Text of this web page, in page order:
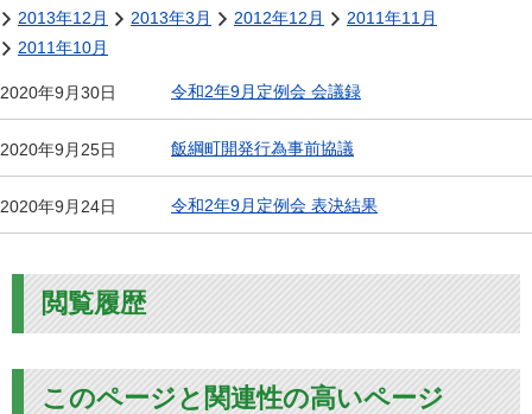
2013年12月
2013年3月 2012年12月
2011年11月
2011年10月
2020年9月30日 令和2年9月定例会 会議録
2020年9月25日 飯綱町開発行為事前協議
2020年9月24日 令和2年9月定例会 表決結果
閲覧履歴
このページと関連性の高いページ